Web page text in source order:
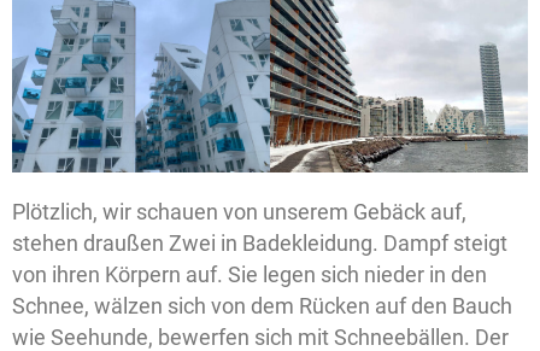
Plötzlich, wir schauen von unserem Gebäck auf,
stehen draußen Zwei in Badekleidung. Dampf steigt
von ihren Körpern auf. Sie legen sich nieder in den
Schnee, wälzen sich von dem Rücken auf den Bauch
wie Seehunde, bewerfen sich mit Schneebällen. Der